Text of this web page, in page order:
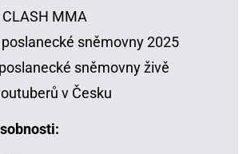
MMA
sněmovny 2025
sněmovny živě
v Česku